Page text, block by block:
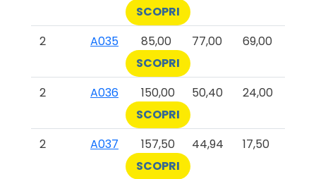
SCOPRI
2
A035 85,00 77,00
69,00
SCOPRI
2
A036 150,00 50,40
24,00
SCOPRI
2
A037 157,50 44,94
17,50
SCOPRI